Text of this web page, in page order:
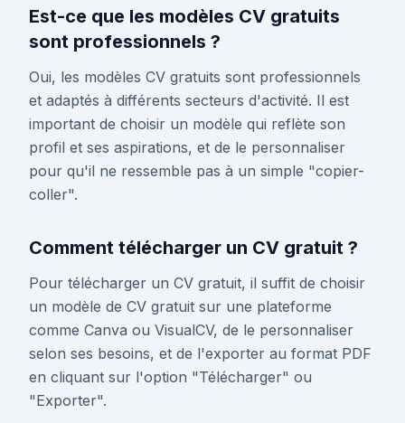
Est-ce que les modèles CV gratuits
sont professionnels ?
Oui, les modèles CV gratuits sont professionnels
et adaptés à différents secteurs d'activité. Il est
important de choisir un modèle qui reflète son
profil et ses aspirations, et de le personnaliser
pour qu'il ne ressemble pas à un simple "copier-
coller".
Comment télécharger un CV gratuit ?
Pour télécharger un CV gratuit, il suffit de choisir
un modèle de CV gratuit sur une plateforme
comme Canva ou VisualCV, de le personnaliser
selon ses besoins, et de l'exporter au format PDF
en cliquant sur l'option "Télécharger" ou
"Exporter".